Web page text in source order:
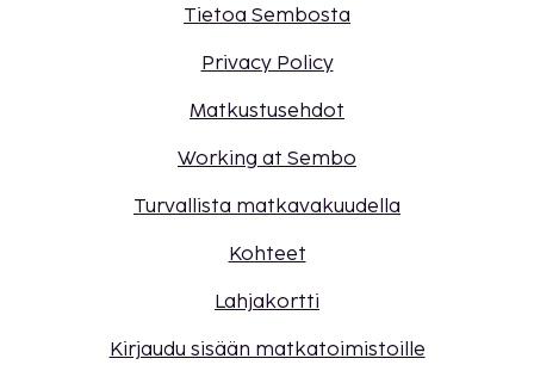
Tietoa Sembosta
Privacy Policy
Matkustusehdot
Working at Sembo
Turvallista matkavakuudella
Kohteet
Lahjakortti
Kirjaudu sisään matkatoimistoille